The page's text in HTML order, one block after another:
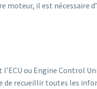
moteur, il est nécessaire
ou Engine Control
recueillir toutes les